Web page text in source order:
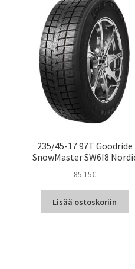
235/45-17 97T Goodride
SnowMaster SW6I8
85.15€
Lisää ostoskoriin